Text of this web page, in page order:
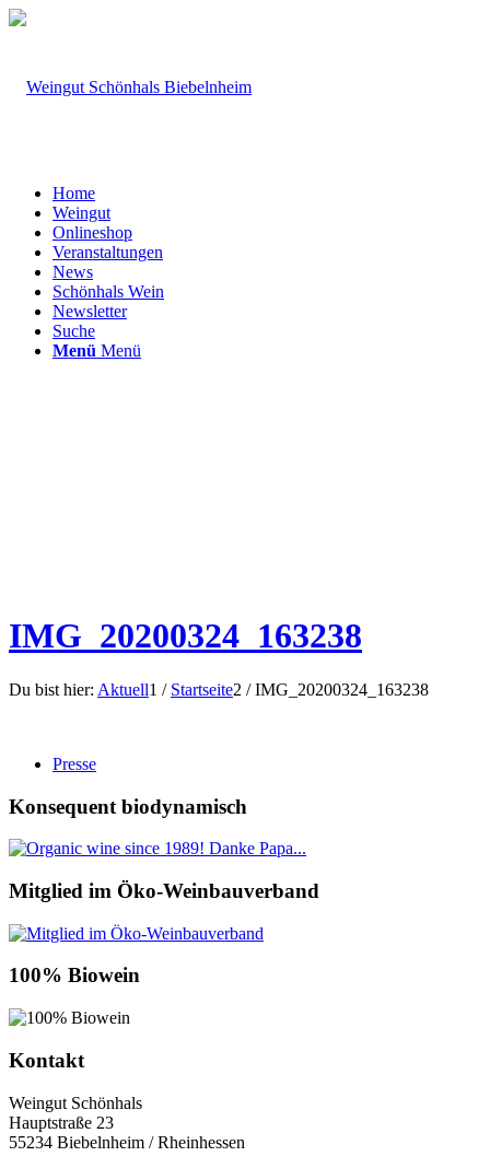
Home
Weingut
Onlineshop
Veranstaltungen
News
Schönhals Wein
Newsletter
Suche
Menü Menü
IMG_20200324_163238
Du bist hier: Aktuell1 / Startseite2 / IMG_20200324_163238
Presse
Konsequent biodynamisch
Mitglied im Öko-Weinbauverband
100% Biowein
Kontakt
Weingut Schönhals
Hauptstraße 23
55234 Biebelnheim / Rheinhessen